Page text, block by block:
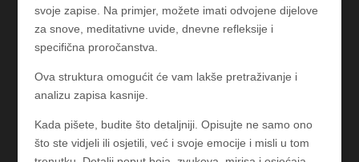
svoje zapise. Na primjer, možete imati odvojene dijelove
za snove, meditativne uvide, dnevne refleksije i
specifična proročanstva.
Ova struktura omogućit će vam lakše pretraživanje i
analizu zapisa kasnije.
Kada pišete, budite što detaljniji. Opisujte ne samo ono
što ste vidjeli ili osjetili, već i svoje emocije i misli u tom